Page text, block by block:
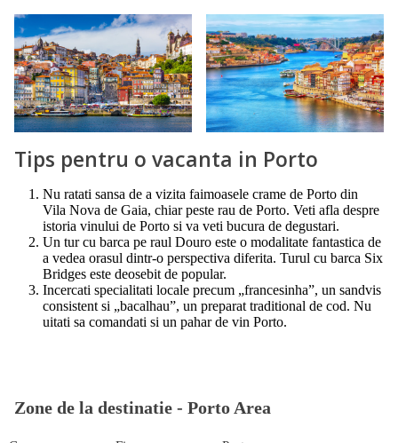
Tips pentru o vacanta in Porto
Nu ratati sansa de a vizita faimoasele crame de Porto din
Vila Nova de Gaia, chiar peste rau de Porto. Veti afla despre
istoria vinului de Porto si va veti bucura de degustari.
Un tur cu barca pe raul Douro este o modalitate fantastica de
a vedea orasul dintr-o perspectiva diferita. Turul cu barca Six
Bridges este deosebit de popular.
Incercati specialitati locale precum „francesinha”, un sandvis
consistent si „bacalhau”, un preparat traditional de cod. Nu
uitati sa comandati si un pahar de vin Porto.
Zone de la destinatie - Porto Area